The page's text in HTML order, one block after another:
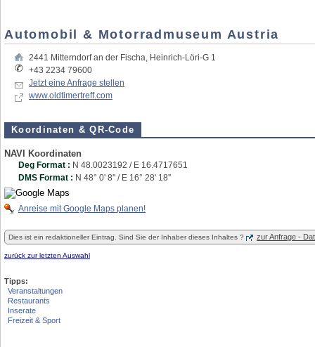
Automobil & Motorradmuseum Austria
2441 Mitterndorf an der Fischa, Heinrich-Löri-G 1
+43 2234 79600
Jetzt eine Anfrage stellen
www.oldtimertreff.com
Koordinaten & QR-Code
NAVI Koordinaten
Deg Format : N 48.0023192 / E 16.4717651
DMS Format : N 48° 0' 8'' / E 16° 28' 18''
Anreise mit Google Maps planen!
Dies ist ein redaktioneller Eintrag. Sind Sie der Inhaber dieses Inhaltes ? zur Anfrage -
zurück zur letzten Auswahl
Tipps:
Veranstaltungen
Restaurants
Inserate
Freizeit & Sport